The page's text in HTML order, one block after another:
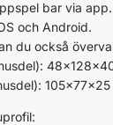
bar via app.
och Android.
du också
105x77x25